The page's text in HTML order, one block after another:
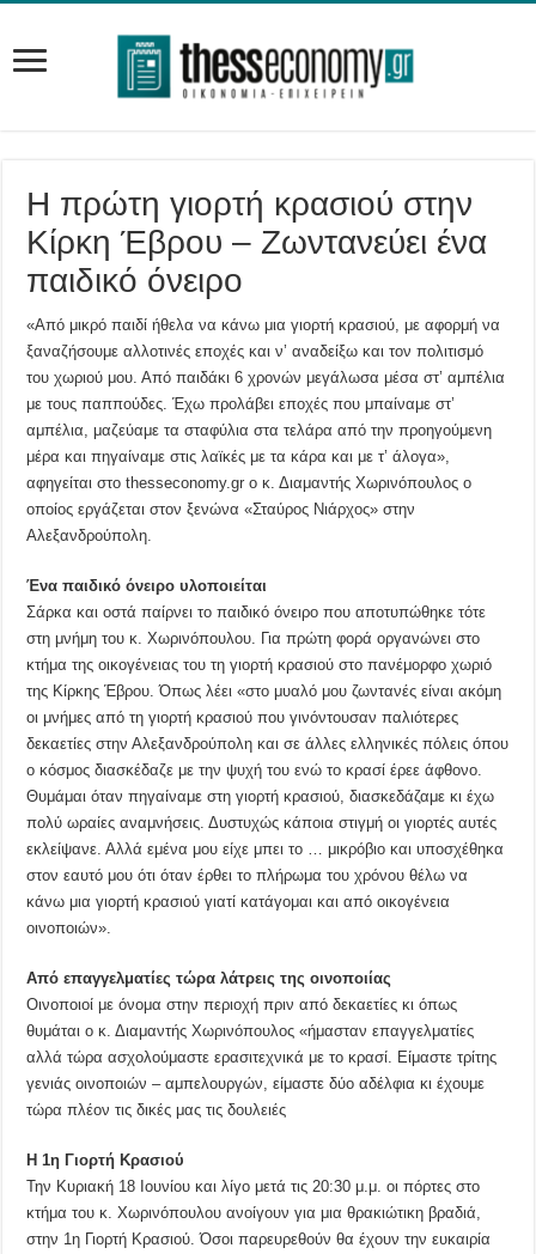
Η πρώτη γιορτή κρασιού στην
Κίρκη Έβρου – Ζωντανεύει ένα
παιδικό όνειρο
«Από μικρό παιδί ήθελα να κάνω μια γιορτή κρασιού, με αφορμή να
ξαναζήσουμε αλλοτινές εποχές και ν’ αναδείξω και τον πολιτισμό
του χωριού μου. Από παιδάκι 6 χρονών μεγάλωσα μέσα στ’ αμπέλια
με τους παππούδες. Έχω προλάβει εποχές που μπαίναμε στ’
αμπέλια, μαζεύαμε τα σταφύλια στα τελάρα από την προηγούμενη
μέρα και πηγαίναμε στις λαϊκές με τα κάρα και με τ’ άλογα»,
αφηγείται στο thesseconomy.gr ο κ. Διαμαντής Χωρινόπουλος ο
οποίος εργάζεται στον ξενώνα «Σταύρος Νιάρχος» στην
Αλεξανδρούπολη.
Ένα παιδικό όνειρο υλοποιείται
Σάρκα και οστά παίρνει το παιδικό όνειρο που αποτυπώθηκε τότε
στη μνήμη του κ. Χωρινόπουλου. Για πρώτη φορά οργανώνει στο
κτήμα της οικογένειας του τη γιορτή κρασιού στο πανέμορφο χωριό
της Κίρκης Έβρου. Όπως λέει «στο μυαλό μου ζωντανές είναι ακόμη
οι μνήμες από τη γιορτή κρασιού που γινόντουσαν παλιότερες
δεκαετίες στην Αλεξανδρούπολη και σε άλλες ελληνικές πόλεις όπου
ο κόσμος διασκέδαζε με την ψυχή του ενώ το κρασί έρεε άφθονο.
Θυμάμαι όταν πηγαίναμε στη γιορτή κρασιού, διασκεδάζαμε κι έχω
πολύ ωραίες αναμνήσεις. Δυστυχώς κάποια στιγμή οι γιορτές αυτές
εκλείψανε. Αλλά εμένα μου είχε μπει το … μικρόβιο και υποσχέθηκα
στον εαυτό μου ότι όταν έρθει το πλήρωμα του χρόνου θέλω να
κάνω μια γιορτή κρασιού γιατί κατάγομαι και από οικογένεια
οινοποιών».
Από επαγγελματίες τώρα λάτρεις της οινοποιίας
Οινοποιοί με όνομα στην περιοχή πριν από δεκαετίες κι όπως
θυμάται ο κ. Διαμαντής Χωρινόπουλος «ήμασταν επαγγελματίες
αλλά τώρα ασχολούμαστε ερασιτεχνικά με το κρασί. Είμαστε τρίτης
γενιάς οινοποιών – αμπελουργών, είμαστε δύο αδέλφια κι έχουμε
τώρα πλέον τις δικές μας τις δουλειές
Η 1η Γιορτή Κρασιού
Την Κυριακή 18 Ιουνίου και λίγο μετά τις 20:30 μ.μ. οι πόρτες στο
κτήμα του κ. Χωρινόπουλου ανοίγουν για μια θρακιώτικη βραδιά,
στην 1η Γιορτή Κρασιού. Όσοι παρευρεθούν θα έχουν την ευκαιρία